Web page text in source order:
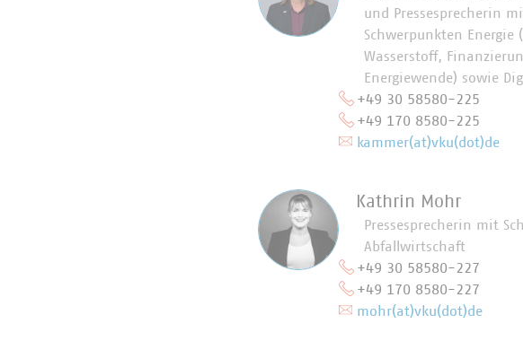
und Pressesprecherin
Schwerpunkten Energie
Wasserstoff,
Energiewende) sowie
+49 30 58580-225
+49 170 8580-225
kammer(at)vku(dot)de
Kathrin Mohr
Pressesprecherin mit
Abfallwirtschaft
+49 30 58580-227
+49 170 8580-227
mohr(at)vku(dot)de